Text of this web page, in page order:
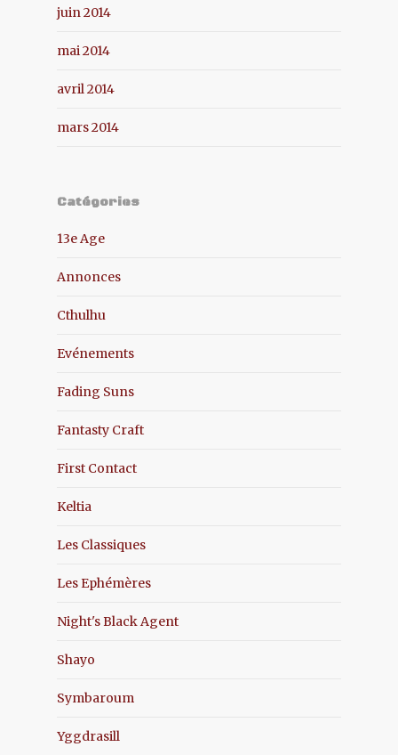
juin 2014
mai 2014
avril 2014
mars 2014
Catégories
13e Age
Annonces
Cthulhu
Evénements
Fading Suns
Fantasty Craft
First Contact
Keltia
Les Classiques
Les Ephémères
Night's Black Agent
Shayo
Symbaroum
Yggdrasill